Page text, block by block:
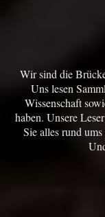
Wir sind die
Uns lesen
Wissenschaft
haben. Unsere
Sie alles rund